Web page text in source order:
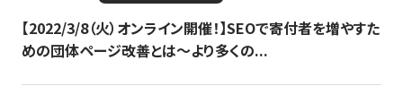
【2022/3/8（火）オンライン開催！】SEOで寄付者を増やすた
めの団体ページ改善とは～より多くの...